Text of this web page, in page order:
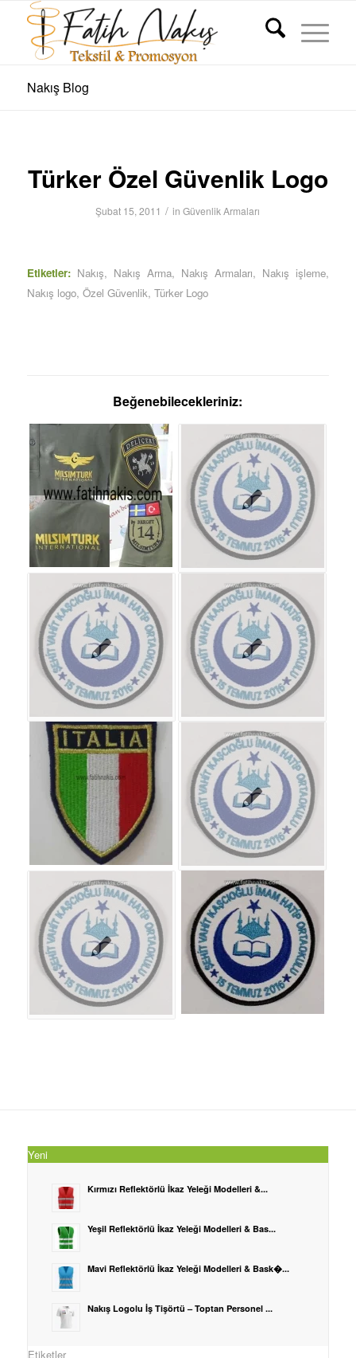
Nakış Blog
Türker Özel Güvenlik Logo
Şubat 15, 2011 / inGüvenlik Armaları
Etiketler: Nakış, Nakış Arma, Nakış Armaları, Nakış işleme,
Nakış logo, Özel Güvenlik, Türker Logo
Beğenebilecekleriniz:
Yeni
Kırmızı Reflektörlü İkaz Yeleği Modelleri &...
Yeşil Reflektörlü İkaz Yeleği Modelleri & Bas...
Mavi Reflektörlü İkaz Yeleği Modelleri & Bask�...
Nakış Logolu İş Tişörtü – Toptan Personel ...
Etiketler